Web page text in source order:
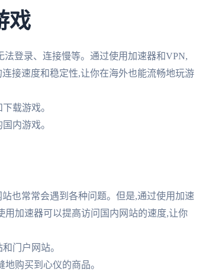
戏
登录、连接慢等。通过使用加速器和VPN,
接速度和稳定性,让你在海外也能流畅地玩游
载游戏。
内游戏。
也常常会遇到各种问题。但是,通过使用加速
加速器可以提高访问国内网站的速度,让你
门户网站。
购买到心仪的商品。